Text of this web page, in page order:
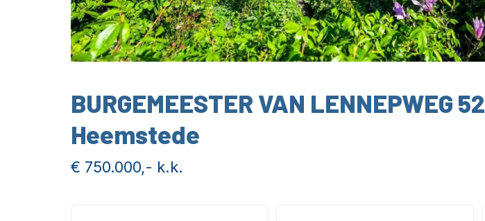
BURGEMEESTER VAN LENNEPWEG 52
Heemstede
€ 750.000,- k.k.